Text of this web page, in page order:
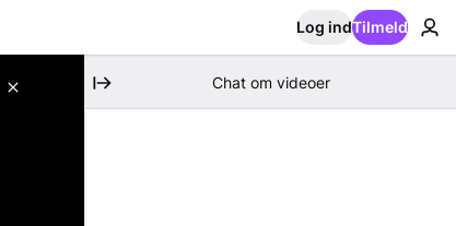
Log indTilmeld
Chat om videoer